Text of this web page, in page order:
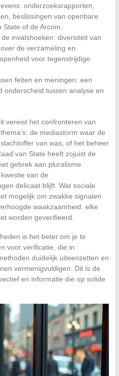
onderzoeksrapporten,
beslissingen van openbare
of de Arcom.
invalshoeken: diversiteit van
de verzameling en
voor tegenstrijdige
feiten en meningen: een
onderscheid tussen analyse en
vereist het confronteren van
de mediastorm waar de
van was, of het beheer
van State heeft zojuist de
gebrek aan pluralisme
van de
delicaat blijft. Wat sociale
mogelijk om zwakke signalen
waakzaamheid: elke
worden geverifieerd.
is het beter om je te
voor verificatie, die in
duidelijk uiteenzetten en
vermenigvuldigen. Dit is de
en informatie die op solide